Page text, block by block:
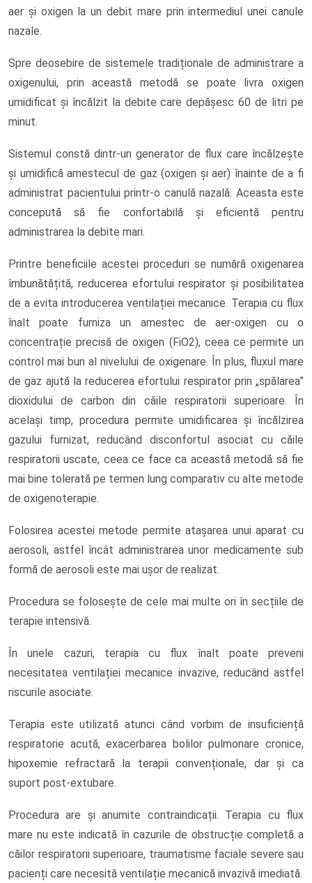
aer și oxigen la un debit mare prin intermediul unei canule
nazale.
Spre deosebire de sistemele tradiționale de administrare a
oxigenului, prin această metodă se poate livra oxigen
umidificat și încălzit la debite care depășesc 60 de litri pe
minut.
Sistemul constă dintr-un generator de flux care încălzește
și umidifică amestecul de gaz (oxigen și aer) înainte de a fi
administrat pacientului printr-o canulă nazală. Aceasta este
concepută să fie confortabilă și eficientă pentru
administrarea la debite mari.
Printre beneficiile acestei proceduri se numără oxigenarea
îmbunătățită, reducerea efortului respirator și posibilitatea
de a evita introducerea ventilației mecanice. Terapia cu flux
înalt poate furniza un amestec de aer-oxigen cu o
concentrație precisă de oxigen (FiO2), ceea ce permite un
control mai bun al nivelului de oxigenare. În plus, fluxul mare
de gaz ajută la reducerea efortului respirator prin „spălarea”
dioxidului de carbon din căile respiratorii superioare. În
același timp, procedura permite umidificarea și încălzirea
gazului furnizat, reducând disconfortul asociat cu căile
respiratorii uscate, ceea ce face ca această metodă să fie
mai bine tolerată pe termen lung comparativ cu alte metode
de oxigenoterapie.
Folosirea acestei metode permite atașarea unui aparat cu
aerosoli, astfel încât administrarea unor medicamente sub
formă de aerosoli este mai ușor de realizat.
Procedura se folosește de cele mai multe ori în secțiile de
terapie intensivă.
În unele cazuri, terapia cu flux înalt poate preveni
necesitatea ventilației mecanice invazive, reducând astfel
riscurile asociate.
Terapia este utilizată atunci când vorbim de insuficiență
respiratorie acută, exacerbarea bolilor pulmonare cronice,
hipoxemie refractară la terapii convenționale, dar și ca
suport post-extubare.
Procedura are și anumite contraindicații. Terapia cu flux
mare nu este indicată în cazurile de obstrucție completă a
căilor respiratorii superioare, traumatisme faciale severe sau
pacienți care necesită ventilație mecanică invazivă imediată.